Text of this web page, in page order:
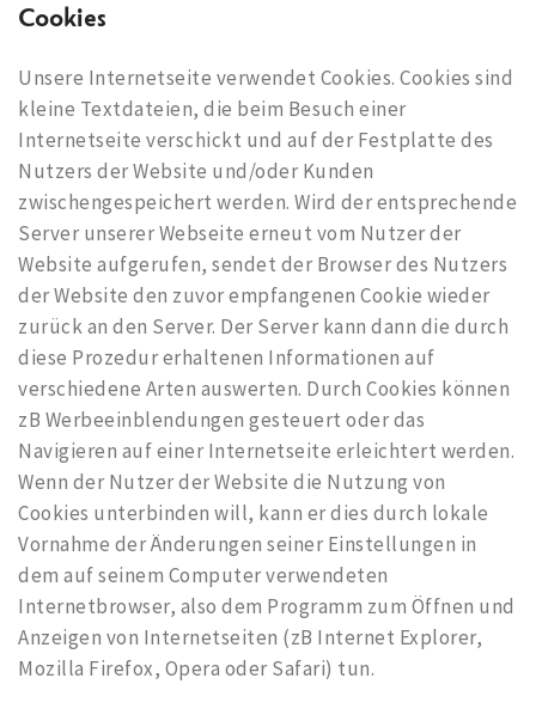
Cookies
Unsere Internetseite verwendet Cookies. Cookies sind
kleine Textdateien, die beim Besuch einer
Internetseite verschickt und auf der Festplatte des
Nutzers der Website und/oder Kunden
zwischengespeichert werden. Wird der entsprechende
Server unserer Webseite erneut vom Nutzer der
Website aufgerufen, sendet der Browser des Nutzers
der Website den zuvor empfangenen Cookie wieder
zurück an den Server. Der Server kann dann die durch
diese Prozedur erhaltenen Informationen auf
verschiedene Arten auswerten. Durch Cookies können
zB Werbeeinblendungen gesteuert oder das
Navigieren auf einer Internetseite erleichtert werden.
Wenn der Nutzer der Website die Nutzung von
Cookies unterbinden will, kann er dies durch lokale
Vornahme der Änderungen seiner Einstellungen in
dem auf seinem Computer verwendeten
Internetbrowser, also dem Programm zum Öffnen und
Anzeigen von Internetseiten (zB Internet Explorer,
Mozilla Firefox, Opera oder Safari) tun.